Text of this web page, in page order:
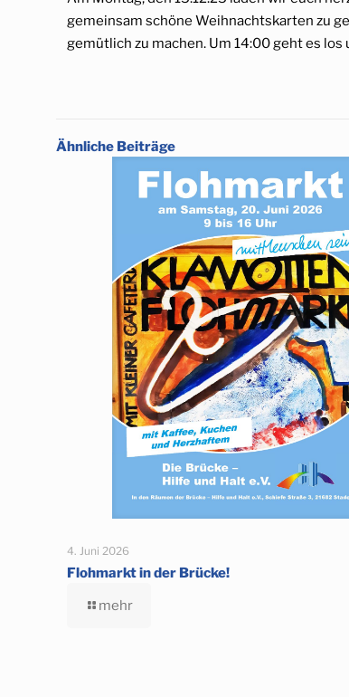
gemeinsam schöne Weihnachtskarten zu
gemütlich zu machen. Um 14:00 geht es los
Ähnliche Beiträge
4. Juni 2026
Flohmarkt in der Brücke!
mehr